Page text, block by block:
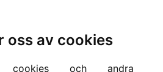
oss av cookies
cookies och andra